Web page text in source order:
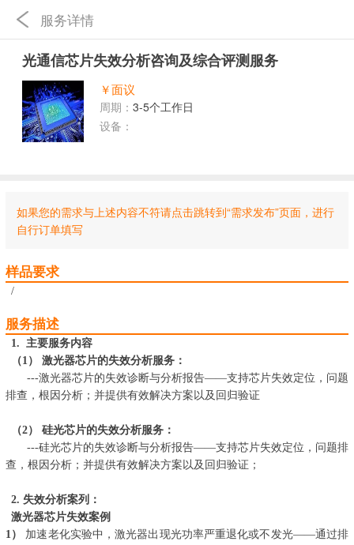
服务详情
光通信芯片失效分析咨询及综合评测服务
￥面议
周期： 3-5个工作日
设备：
如果您的需求与上述内容不符请点击跳转到“需求发布”页面，进行
自行订单填写
样品要求
/
服务描述
1. 主要服务内容
（1） 激光器芯片的失效分析服务 ：
---激光器芯片的失效诊断与分析报告——支持芯片失效定位，问题
排查，根因分析；并提供有效解决方案以及回归验证
（2） 硅光芯片的失效分析服务 ：
---硅光芯片的失效诊断与分析报告——支持芯片失效定位，问题排
查，根因分析；并提供有效解决方案以及回归验证 ；
2. 失效分析案列：
激光器芯片失效案例
1） 加速老化实验中，激光器出现光功率严重退化或不发光——通过排